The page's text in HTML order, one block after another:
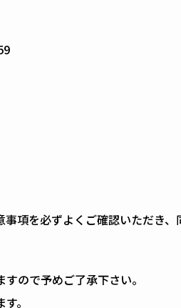
項を必ずよくご確認いただき
ので予めご了承下さい。
。